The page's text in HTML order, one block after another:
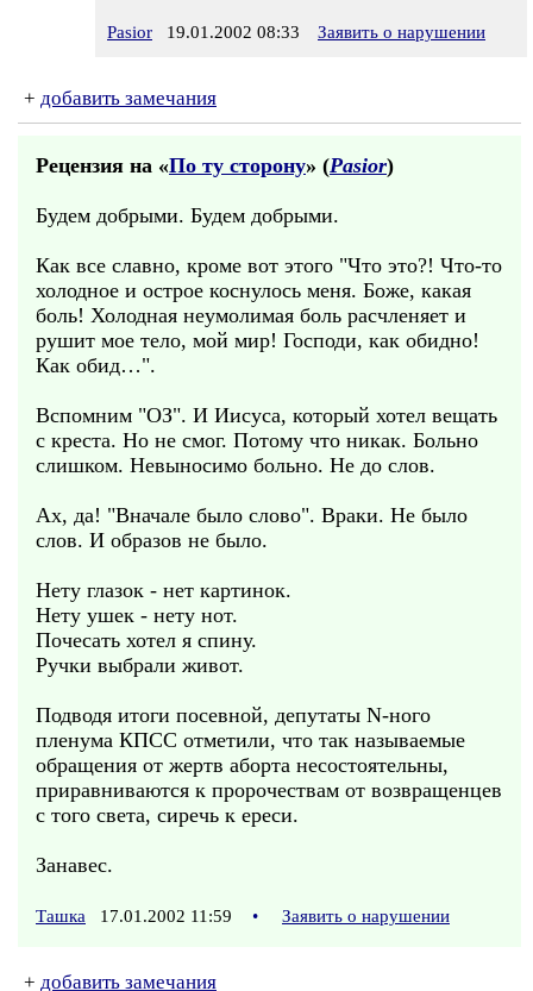
Pasior 19.01.2002 08:33 Заявить о нарушении
+ добавить замечания
Рецензия на «По ту сторону» (Pasior)
Будем добрыми. Будем добрыми.
Как все славно, кроме вот этого "Что это?! Что-то
холодное и острое коснулось меня. Боже, какая
боль! Холодная неумолимая боль расчленяет и
рушит мое тело, мой мир! Господи, как обидно!
Как обид…".
Вспомним "ОЗ". И Иисуса, который хотел вещать
с креста. Но не смог. Потому что никак. Больно
слишком. Невыносимо больно. Не до слов.
Ах, да! "Вначале было слово". Враки. Не было
слов. И образов не было.
Нету глазок - нет картинок.
Нету ушек - нету нот.
Почесать хотел я спину.
Ручки выбрали живот.
Подводя итоги посевной, депутаты N-ного
пленума КПСС отметили, что так называемые
обращения от жертв аборта несостоятельны,
приравниваются к пророчествам от возвращенцев
с того света, сиречь к ереси.
Занавес.
Ташка 17.01.2002 11:59 • Заявить о нарушении
+ добавить замечания